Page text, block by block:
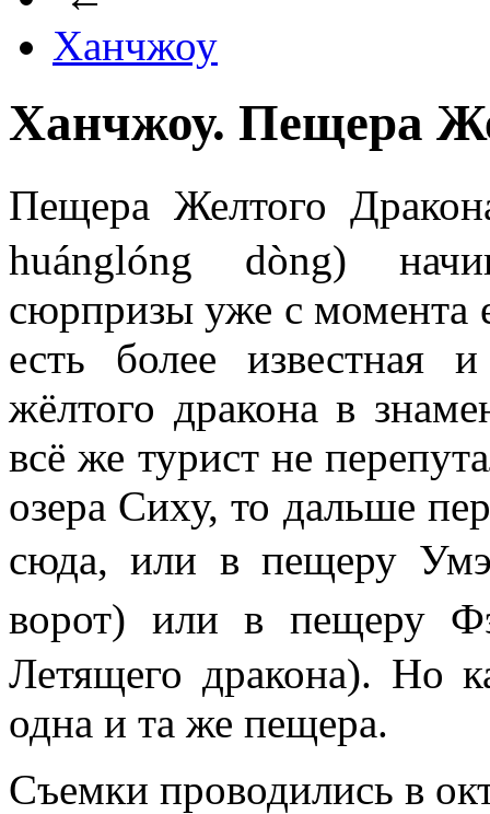
Ханчжоу
Ханчжоу. Пещера
Пещера Желтого
huánglóng dòng)
сюрпризы уже с момента
есть более известная
жёлтого дракона в
всё же турист не
озера Сиху, то дальше
сюда, или в пещеру
ворот) или в пещеру
Летящего дракона). Но
одна и та же пещера.
Съемки проводились в